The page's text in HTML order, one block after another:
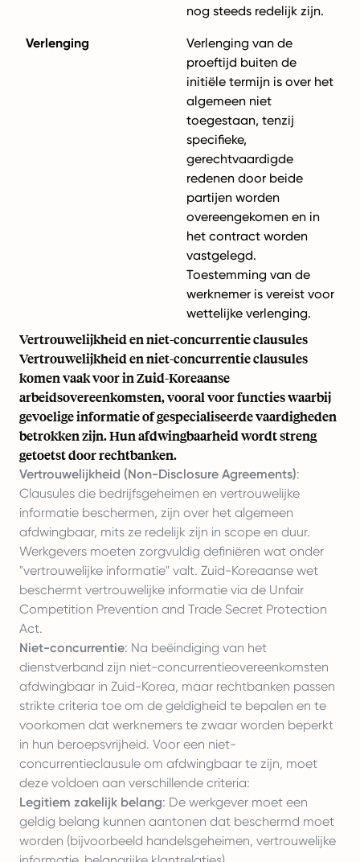
nog steeds redelijk zijn.
Verlenging
Verlenging van de
proeftijd buiten de
initiële termijn is over het
algemeen niet
toegestaan, tenzij
specifieke,
gerechtvaardigde
redenen door beide
partijen worden
overeengekomen en in
het contract worden
vastgelegd.
Toestemming van de
werknemer is vereist voor
wettelijke verlenging.
Vertrouwelijkheid en niet-concurrentie clausules
Vertrouwelijkheid en niet-concurrentie clausules
komen vaak voor in Zuid-Koreaanse
arbeidsovereenkomsten, vooral voor functies waarbij
gevoelige informatie of gespecialiseerde vaardigheden
betrokken zijn. Hun afdwingbaarheid wordt streng
getoetst door rechtbanken.
Vertrouwelijkheid (Non-Disclosure Agreements):
Clausules die bedrijfsgeheimen en vertrouwelijke
informatie beschermen, zijn over het algemeen
afdwingbaar, mits ze redelijk zijn in scope en duur.
Werkgevers moeten zorgvuldig definiëren wat onder
"vertrouwelijke informatie" valt. Zuid-Koreaanse wet
beschermt vertrouwelijke informatie via de Unfair
Competition Prevention and Trade Secret Protection
Act.
Niet-concurrentie: Na beëindiging van het
dienstverband zijn niet-concurrentieovereenkomsten
afdwingbaar in Zuid-Korea, maar rechtbanken passen
strikte criteria toe om de geldigheid te bepalen en te
voorkomen dat werknemers te zwaar worden beperkt
in hun beroepsvrijheid. Voor een niet-
concurrentieclausule om afdwingbaar te zijn, moet
deze voldoen aan verschillende criteria:
Legitiem zakelijk belang: De werkgever moet een
geldig belang kunnen aantonen dat beschermd moet
worden (bijvoorbeeld handelsgeheimen, vertrouwelijke